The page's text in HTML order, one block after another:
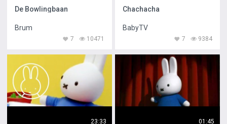
De Bowlingbaan
Brum
10471
7
Chachacha
BabyTV
9384
7
23:33 01:45